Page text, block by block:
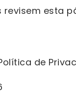
esta
de